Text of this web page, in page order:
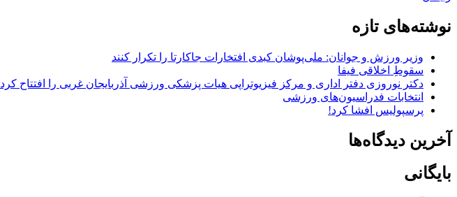
نوشته‌های تازه
وزیر ورزش و جوانان: ملی‌پوشان کبدی افتخارات جاکارتا را تکرار کنند
سقوطِ اخلاقی فیفا
دکتر نوروزی دفتر اداری و مرکز فیزیوتراپی هیات پزشکی ورزشی آذربایجان غربی را افتتاح کرد
انتخابات فدراسیون‌های ورزشی
پرسپولیس افشا کرد!
آخرین دیدگاه‌ها
بایگانی